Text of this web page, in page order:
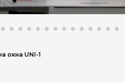
окна UNI-1